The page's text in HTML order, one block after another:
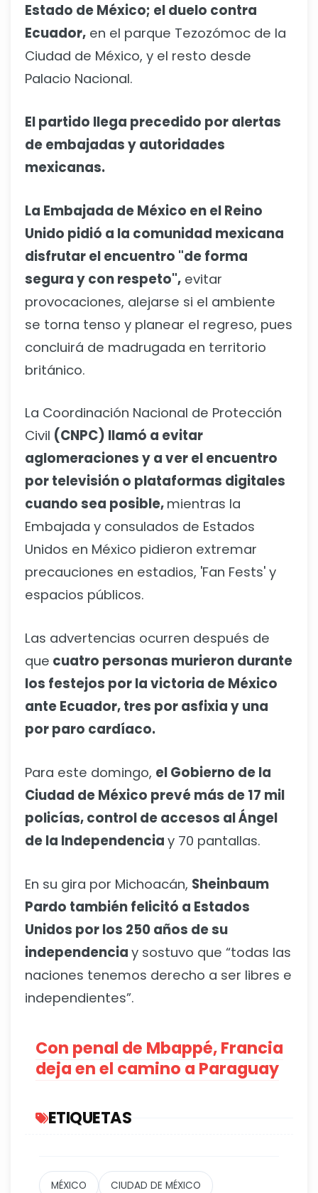
Estado de México; el duelo contra
Ecuador, en el parque Tezozómoc de la
Ciudad de México, y el resto desde
Palacio Nacional.
El partido llega precedido por alertas
de embajadas y autoridades
mexicanas.
La Embajada de México en el Reino
Unido pidió a la comunidad mexicana
disfrutar el encuentro "de forma
segura y con respeto", evitar
provocaciones, alejarse si el ambiente
se torna tenso y planear el regreso, pues
concluirá de madrugada en territorio
británico.
La Coordinación Nacional de Protección
Civil (CNPC) llamó a evitar
aglomeraciones y a ver el encuentro
por televisión o plataformas digitales
cuando sea posible, mientras la
Embajada y consulados de Estados
Unidos en México pidieron extremar
precauciones en estadios, 'Fan Fests' y
espacios públicos.
Las advertencias ocurren después de
que cuatro personas murieron durante
los festejos por la victoria de México
ante Ecuador, tres por asfixia y una
por paro cardíaco.
Para este domingo, el Gobierno de la
Ciudad de México prevé más de 17 mil
policías, control de accesos al Ángel
de la Independencia y 70 pantallas.
En su gira por Michoacán, Sheinbaum
Pardo también felicitó a Estados
Unidos por los 250 años de su
independencia y sostuvo que “todas las
naciones tenemos derecho a ser libres e
independientes”.
Con penal de Mbappé, Francia
deja en el camino a Paraguay
ETIQUETAS
MÉXICO CIUDAD DE MÉXICO